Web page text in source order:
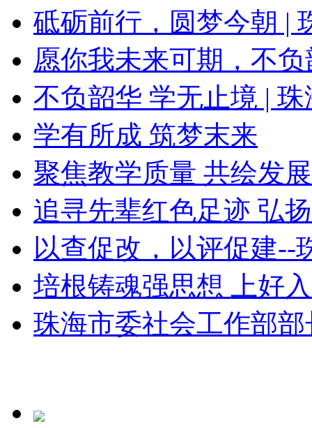
砥砺前行，圆梦今朝 |
愿你我未来可期，不
不负韶华 学无止境 |
学有所成 筑梦末来
聚焦教学质量 共绘发
追寻先辈红色足迹 弘
以查促改，以评促建--
培根铸魂强思想 上好
珠海市委社会工作部